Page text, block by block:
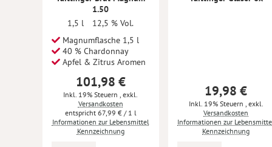
1.50
1,5 l
12,5 % Vol.
Magnumflasche 1,5 l
40 % Chardonnay
Apfel & Zitrus Aromen
101,98 €
Inkl. 19% Steuern
exkl.
Versandkosten
67,99 € / 1 l
Informationen zur Lebensmittel
Kennzeichnung
19,98 €
Inkl. 19% Steuern exkl.
Versandkosten
Informationen zur
Kennzeichnung